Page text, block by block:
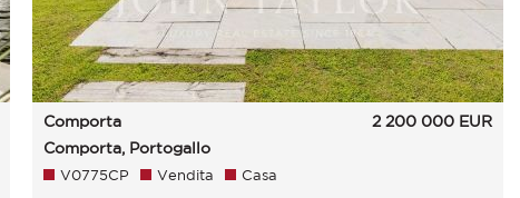
Comporta
Comporta, Portogallo
2 200 000 EUR
V0775CP Vendita Casa